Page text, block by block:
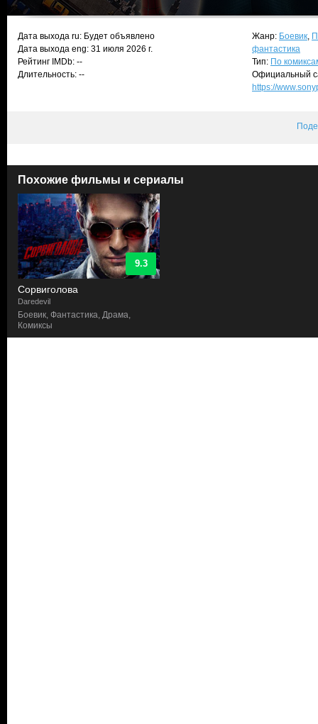
Дата выхода ru: Будет объявлено
Дата выхода eng: 31 июля 2026 г.
Рейтинг IMDb: --
Длительность: --
Жанр: Боевик,
фантастика
Тип: По
Официальный
https://
Похожие фильмы и сериалы
9.3
Сорвиголова
Daredevil
Боевик, Фантастика, Драма,
Комиксы